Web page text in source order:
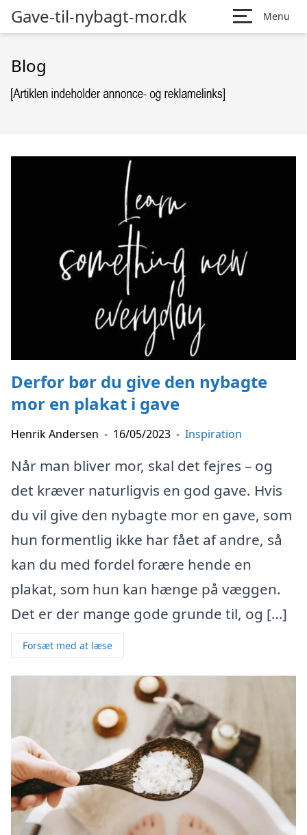
Gave-til-nybagt-mor.dk Menu
Blog
Derfor bør du give den nybagte
mor en plakat i gave
Henrik Andersen - 16/05/2023 - Inspiration
Når man bliver mor, skal det fejres – og
det kræver naturligvis en god gave. Hvis
du vil give den nybagte mor en gave, som
hun formentlig ikke har fået af andre, så
kan du med fordel forære hende en
plakat, som hun kan hænge på væggen.
Det er der mange gode grunde til, og […]
Forsæt med at læse